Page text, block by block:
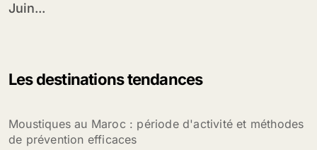
Juin...
Les destinations tendances
Moustiques au Maroc : période d'activité et méthodes
de prévention efficaces